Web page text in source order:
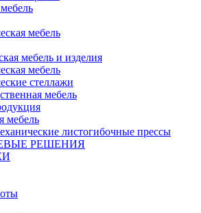
мебель
мебель и изделия
мебель
стеллажи
мебель
мебель
листогибочные прессы
РЕШЕНИЯ